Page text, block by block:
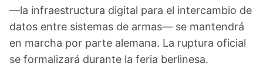
—la infraestructura digital para el intercambio de
datos entre sistemas de armas— se mantendrá
en marcha por parte alemana. La ruptura oficial
se formalizará durante la feria berlinesa.